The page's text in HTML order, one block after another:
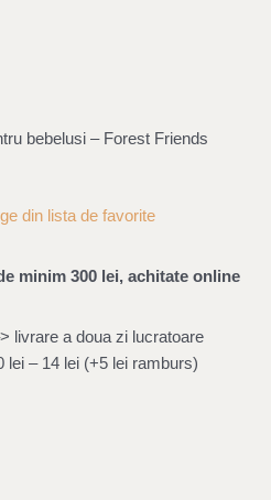
bebelusi – Forest Friends
din lista de favorite
minim 300 lei, achitate online
livrare a doua zi lucratoare
lei – 14 lei (+5 lei ramburs)